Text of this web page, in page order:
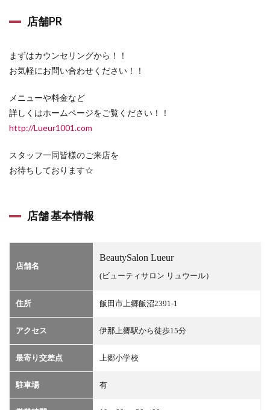
店舗PR
まずはカウンセリングから！！
お気軽にお問い合わせください！！
メニューや料金など
詳しくはホームページをご覧ください！！
http://Lueur1001.com
スタッフ一同皆様のご来店を
お待ちしております☆
店舗 基本情報
店舗名
BeautySalon Lueur
(ビューティサロン リュウール）
住所 飯田市上郷飯沼2391-1
アクセス 伊那上郷駅から徒歩15分
最寄り交差点 上郷小学校
駐車場 有